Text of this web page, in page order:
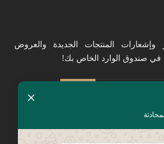
×
المنتجات الجديدة والعروض
في صندوق الوارد الخاص بك!